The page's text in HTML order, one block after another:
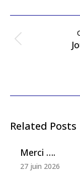
Related Posts
Merci ….
27 juin 2026